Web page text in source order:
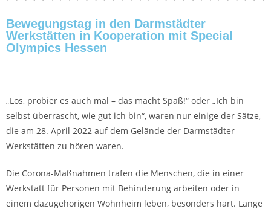
Bewegungstag in den Darmstädter
Werkstätten in Kooperation mit Special
Olympics Hessen
„Los, probier es auch mal – das macht Spaß!“ oder „Ich bin
selbst überrascht, wie gut ich bin“, waren nur einige der Sätze,
die am 28. April 2022 auf dem Gelände der Darmstädter
Werkstätten zu hören waren.
Die Corona-Maßnahmen trafen die Menschen, die in einer
Werkstatt für Personen mit Behinderung arbeiten oder in
einem dazugehörigen Wohnheim leben, besonders hart. Lange